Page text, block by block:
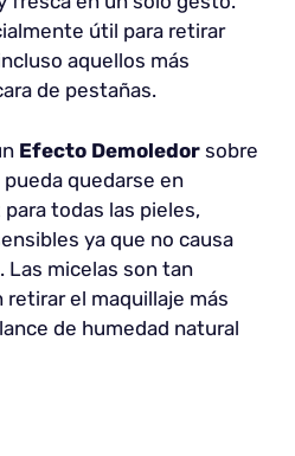
útil para retirar
aquellos más
de pestañas.
Efecto Demoledor sobre
quedarse en
todas las pieles,
ya que no causa
Las micelas son tan
el maquillaje más
de humedad natural